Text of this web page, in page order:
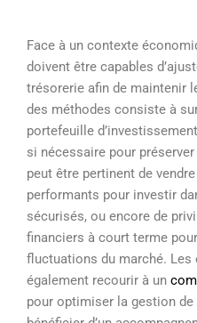
Face à un contexte
doivent être capables
trésorerie afin de maintenir
des méthodes consiste à
portefeuille
si nécessaire pour
peut être pertinent de
performants pour investir
sécurisés, ou encore de
financiers à court terme
fluctuations du marché. Les
également recourir à un
pour optimiser la gestion